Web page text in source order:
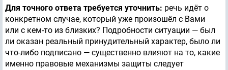
Для точного ответа требуется уточнить: речь идёт о
конкретном случае, который уже произошёл с Вами
или с кем-то из близких? Подробности ситуации — был
ли оказан реальный принудительный характер, было ли
что-либо подписано — существенно влияют на то, какие
именно правовые механизмы защиты следует